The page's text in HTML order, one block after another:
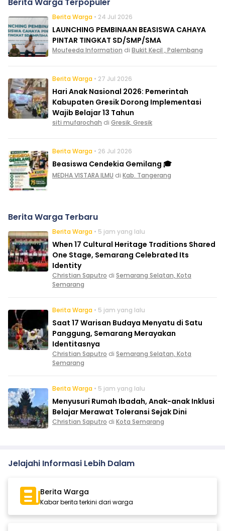
Berita Warga • 24 Jul 2026
LAUNCHING PEMBINAAN BEASISWA CAHAYA
PINTAR TINGKAT SD/SMP/SMA
Moufeeda Information di Bukit Kecil , Palembang
Berita Warga • 27 Jul 2026
Hari Anak Nasional 2026: Pemerintah
Kabupaten Gresik Dorong Implementasi
Wajib Belajar 13 Tahun
siti mufarochah di Gresik, Gresik
Berita Warga • 26 Jul 2026
Beasiswa Cendekia Gemilang 🎓
MEDHA VISTARA ILMU di Kab. Tangerang
Berita Warga Terbaru
Berita Warga • 5 jam yang lalu
When 17 Cultural Heritage Traditions Shared
One Stage, Semarang Celebrated Its
Identity
Christian Saputro di Semarang Selatan, Kota
Semarang
Berita Warga • 5 jam yang lalu
Saat 17 Warisan Budaya Menyatu di Satu
Panggung, Semarang Merayakan
Identitasnya
Christian Saputro di Semarang Selatan, Kota
Semarang
Berita Warga • 5 jam yang lalu
Menyusuri Rumah Ibadah, Anak-anak Inklusi
Belajar Merawat Toleransi Sejak Dini
Christian Saputro di Kota Semarang
Jelajahi Informasi Lebih Dalam
Berita Warga
Kabar berita terkini dari warga